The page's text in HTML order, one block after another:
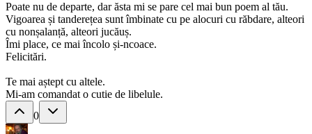
Poate nu de departe, dar ăsta mi se pare cel mai bun poem al tău.
Vigoarea și tanderețea sunt îmbinate cu pe alocuri cu răbdare, alteori
cu nonșalanță, alteori jucăuș.
Îmi place, ce mai încolo și-ncoace.
Felicitări.
Te mai aștept cu altele.
Mi-am comandat o cutie de libelule.
0